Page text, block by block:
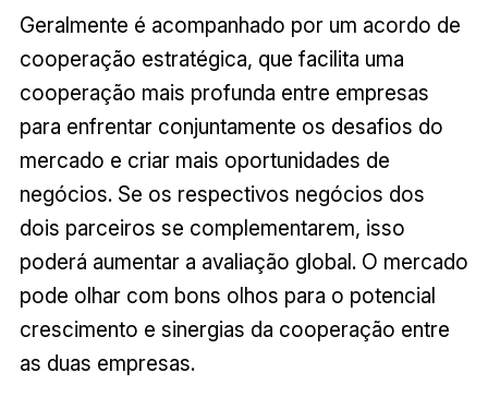
Geralmente é acompanhado por um acordo de
cooperação estratégica, que facilita uma
cooperação mais profunda entre empresas
para enfrentar conjuntamente os desafios do
mercado e criar mais oportunidades de
negócios. Se os respectivos negócios dos
dois parceiros se complementarem, isso
poderá aumentar a avaliação global. O mercado
pode olhar com bons olhos para o potencial
crescimento e sinergias da cooperação entre
as duas empresas.